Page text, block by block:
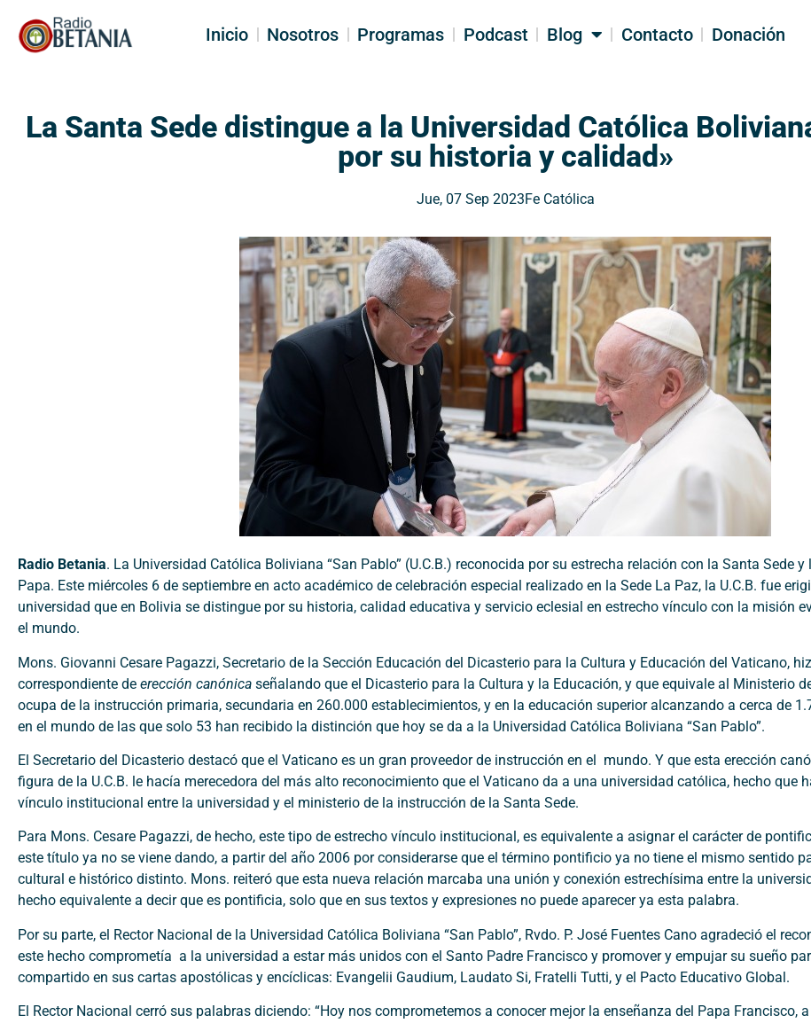
Inicio Nosotros Programas Podcast Blog Contacto Donación
La Santa Sede distingue a la Universidad Católica
por su historia y calidad»
Jue, 07 Sep 2023Fe Católica
Radio Betania. La Universidad Católica Boliviana “San Pablo” (U.C.B.) reconocida por su estrecha relación con la Santa Sede
Papa. Este miércoles 6 de septiembre en acto académico de celebración especial realizado en la Sede La Paz, la U.C.B. fue
universidad que en Bolivia se distingue por su historia, calidad educativa y servicio eclesial en estrecho vínculo con la misión
el mundo.
Mons. Giovanni Cesare Pagazzi, Secretario de la Sección Educación del Dicasterio para la Cultura y Educación del Vaticano,
correspondiente de erección canónica señalando que el Dicasterio para la Cultura y la Educación, y que equivale al Ministerio
ocupa de la instrucción primaria, secundaria en 260.000 establecimientos, y en la educación superior alcanzando a cerca de
en el mundo de las que solo 53 han recibido la distinción que hoy se da a la Universidad Católica Boliviana “San Pablo”.
El Secretario del Dicasterio destacó que el Vaticano es un gran proveedor de instrucción en el mundo. Y que esta erección
figura de la U.C.B. le hacía merecedora del más alto reconocimiento que el Vaticano da a una universidad católica, hecho que
vínculo institucional entre la universidad y el ministerio de la instrucción de la Santa Sede.
Para Mons. Cesare Pagazzi, de hecho, este tipo de estrecho vínculo institucional, es equivalente a asignar el carácter de
este título ya no se viene dando, a partir del año 2006 por considerarse que el término pontificio ya no tiene el mismo sentido
cultural e histórico distinto. Mons. reiteró que esta nueva relación marcaba una unión y conexión estrechísima entre la
hecho equivalente a decir que es pontificia, solo que en sus textos y expresiones no puede aparecer ya esta palabra.
Por su parte, el Rector Nacional de la Universidad Católica Boliviana “San Pablo”, Rvdo. P. José Fuentes Cano agradeció el
este hecho comprometía a la universidad a estar más unidos con el Santo Padre Francisco y promover y empujar su sueño
compartido en sus cartas apostólicas y encíclicas: Evangelii Gaudium, Laudato Si, Fratelli Tutti, y el Pacto Educativo Global.
El Rector Nacional cerró sus palabras diciendo: “Hoy nos comprometemos a conocer mejor la enseñanza del Papa Francisco,